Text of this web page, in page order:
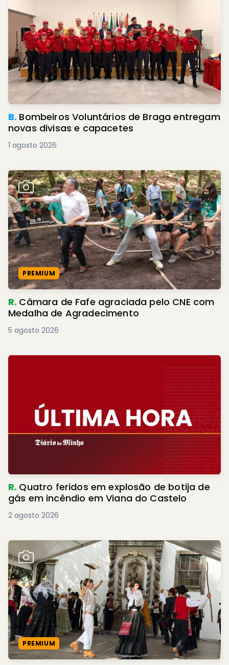
B. Bombeiros Voluntários de Braga entregam
novas divisas e capacetes
1 agosto 2026
PREMIUM
R. Câmara de Fafe agraciada pelo CNE com
Medalha de Agradecimento
5 agosto 2026
R. Quatro feridos em explosão de botija de
gás em incêndio em Viana do Castelo
2 agosto 2026
PREMIUM